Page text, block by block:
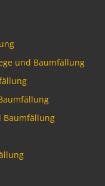
und Baumfällung
Baumfällung